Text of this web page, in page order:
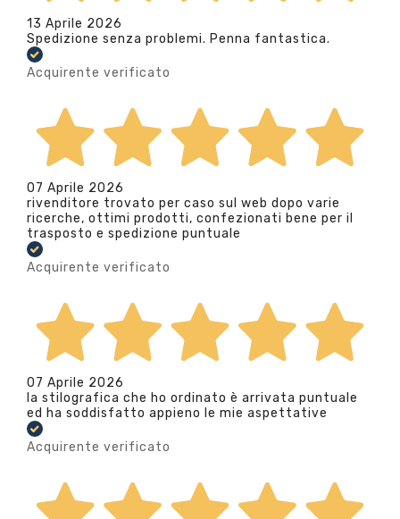
13 Aprile 2026
Spedizione senza problemi. Penna fantastica.
Acquirente verificato
07 Aprile 2026
rivenditore trovato per caso sul web dopo varie
ricerche, ottimi prodotti, confezionati bene per il
trasposto e spedizione puntuale
Acquirente verificato
07 Aprile 2026
la stilografica che ho ordinato è arrivata puntuale
ed ha soddisfatto appieno le mie aspettative
Acquirente verificato